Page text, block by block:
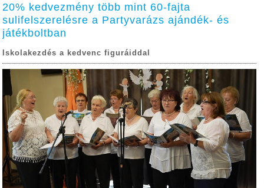
20% kedvezmény több mint 60-fajta
sulifelszerelésre a Partyvarázs ajándék- és
játékboltban
Iskolakezdés a kedvenc figuráiddal